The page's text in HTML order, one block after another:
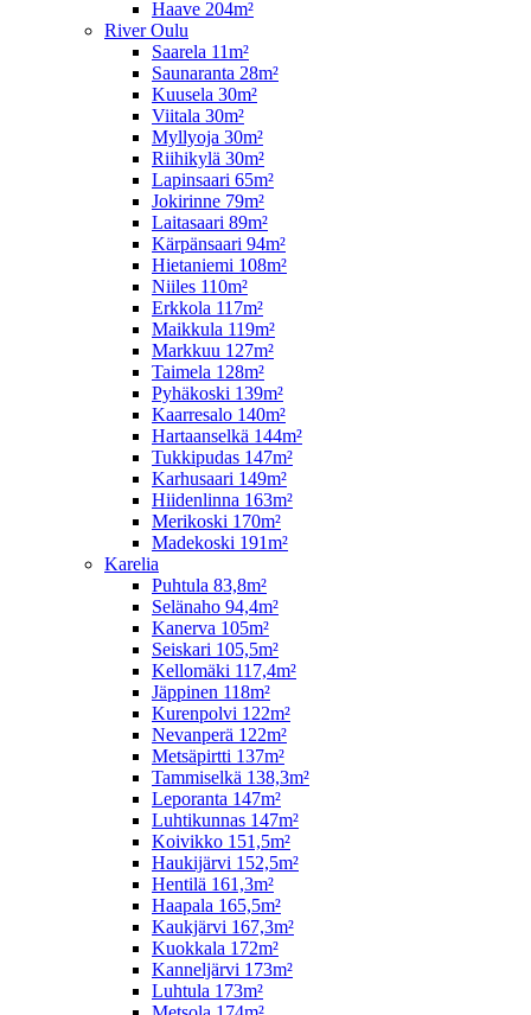
Haave 204m²
River Oulu
Saarela 11m²
Saunaranta 28m²
Kuusela 30m²
Viitala 30m²
Myllyoja 30m²
Riihikylä 30m²
Lapinsaari 65m²
Jokirinne 79m²
Laitasaari 89m²
Kärpänsaari 94m²
Hietaniemi 108m²
Niiles 110m²
Erkkola 117m²
Maikkula 119m²
Markkuu 127m²
Taimela 128m²
Pyhäkoski 139m²
Kaarresalo 140m²
Hartaanselkä 144m²
Tukkipudas 147m²
Karhusaari 149m²
Hiidenlinna 163m²
Merikoski 170m²
Madekoski 191m²
Karelia
Puhtula 83,8m²
Selänaho 94,4m²
Kanerva 105m²
Seiskari 105,5m²
Kellomäki 117,4m²
Jäppinen 118m²
Kurenpolvi 122m²
Nevanperä 122m²
Metsäpirtti 137m²
Tammiselkä 138,3m²
Leporanta 147m²
Luhtikunnas 147m²
Koivikko 151,5m²
Haukijärvi 152,5m²
Hentilä 161,3m²
Haapala 165,5m²
Kaukjärvi 167,3m²
Kuokkala 172m²
Kanneljärvi 173m²
Luhtula 173m²